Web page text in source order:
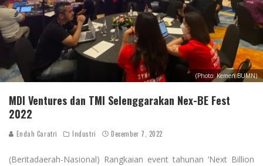
(Photo: Kemen BUMN)
MDI Ventures dan TMI Selenggarakan Nex-BE Fest
2022
Endah Caratri Industri December 7, 2022
(Beritadaerah-Nasional) Rangkaian event tahunan ‘Next Billion